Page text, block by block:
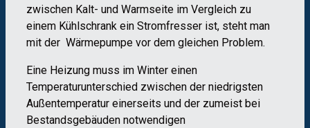
zwischen Kalt- und Warmseite im Vergleich zu
einem Kühlschrank ein Stromfresser ist, steht man
mit der Wärmepumpe vor dem gleichen Problem.
Eine Heizung muss im Winter einen
Temperaturunterschied zwischen der niedrigsten
Außentemperatur einerseits und der zumeist bei
Bestandsgebäuden notwendigen